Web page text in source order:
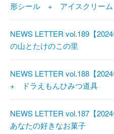
形シール + アイスクリーム
NEWS LETTER vol.189【
の山とたけのこの里
NEWS LETTER vol.188【
+ ドラえもんひみつ道具
NEWS LETTER vol.187【
あなたの好きなお菓子